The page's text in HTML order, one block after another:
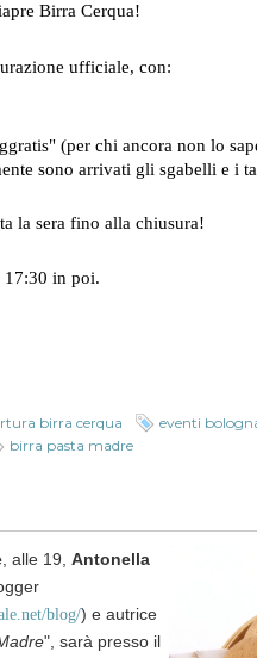
Birra Cerqua!
ufficiale, con:
(per chi ancora non lo
sono arrivati gli sgabelli e i
la sera fino alla chiusura!
17:30 in poi.
birra cerqua eventi
birra pasta madre
, alle 19, Antonella
blog/) e autrice
", sarà presso il